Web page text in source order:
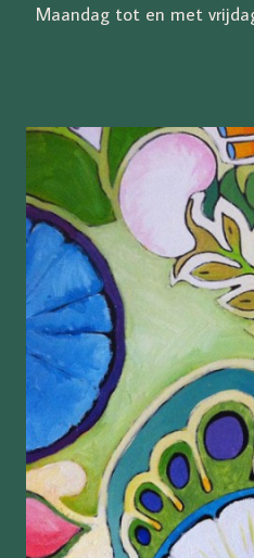
Maandag tot en met